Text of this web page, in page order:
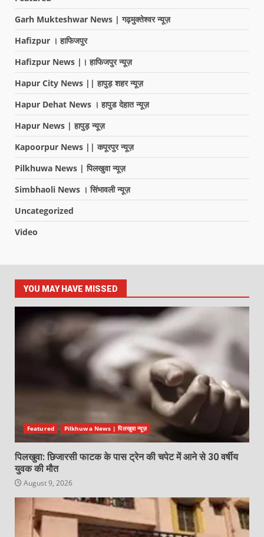
Garh Mukteshwar News | गढ़मुक्तेश्वर न्यूज़
Hafizpur । हाफिजपुर
Hafizpur News |। हाफिजपुर न्यूज़
Hapur City News || हापुड़ शहर न्यूज़
Hapur Dehat News । हापुड देहात न्यूज़
Hapur News | हापुड़ न्यूज़
Kapoorpur News || कपूरपुर न्यूज़
Pilkhuwa News | पिलखुवा न्यूज़
Simbhaoli News । सिंभावली न्यूज़
Uncategorized
Video
YOU MAY HAVE MISSED
Featured Pilkhuwa News | पिलखुवा न्यूज़
पिलखुवा: छिजारसी फाटक के पास ट्रेन की चपेट में आने से 30 वर्षीय
युवक की मौत
August 9, 2026